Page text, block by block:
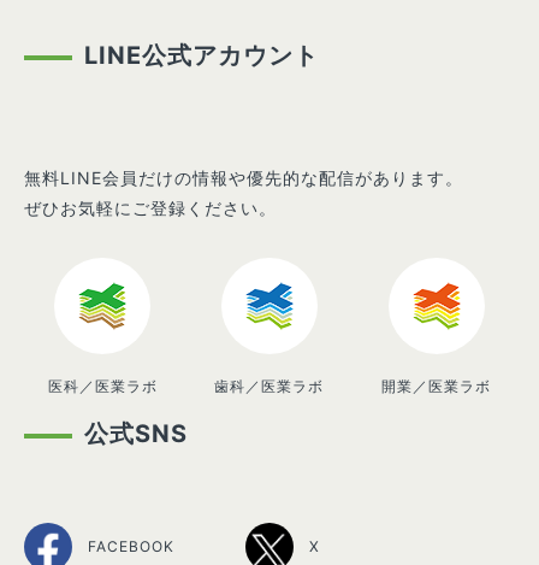
LINE公式アカウント
無料LINE会員だけの情報や優先的な配信があります。
ぜひお気軽にご登録ください。
医科／医業ラボ 歯科／医業ラボ 開業／医業ラボ
公式SNS
FACEBOOK X